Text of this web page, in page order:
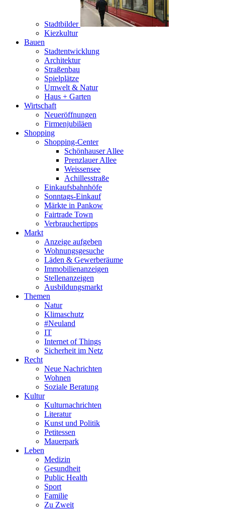
Stadtbilder
Kiezkultur
Bauen
Stadtentwicklung
Architektur
Straßenbau
Spielplätze
Umwelt & Natur
Haus + Garten
Wirtschaft
Neueröffnungen
Firmenjubiläen
Shopping
Shopping-Center
Schönhauser Allee
Prenzlauer Allee
Weissensee
Achillesstraße
Einkaufsbahnhöfe
Sonntags-Einkauf
Märkte in Pankow
Fairtrade Town
Verbrauchertipps
Markt
Anzeige aufgeben
Wohnungsgesuche
Läden & Gewerberäume
Immobilienanzeigen
Stellenanzeigen
Ausbildungsmarkt
Themen
Natur
Klimaschutz
#Neuland
IT
Internet of Things
Sicherheit im Netz
Recht
Neue Nachrichten
Wohnen
Soziale Beratung
Kultur
Kulturnachrichten
Literatur
Kunst und Politik
Petitessen
Mauerpark
Leben
Medizin
Gesundheit
Public Health
Sport
Familie
Zu Zweit